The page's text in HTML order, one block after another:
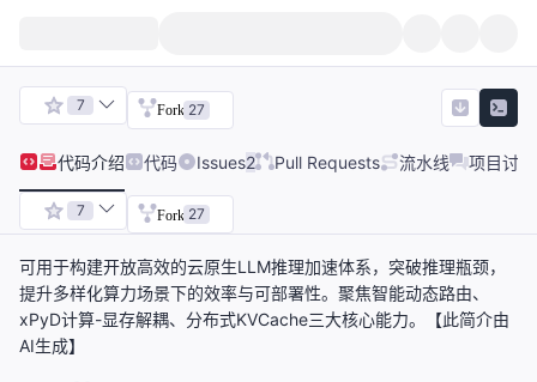
7 Fork 27
代码介绍 代码 Issues2 Pull Requests 流水线 项目讨论
7 Fork 27
可用于构建开放高效的云原生LLM推理加速体系，突破推理瓶颈，
提升多样化算力场景下的效率与可部署性。聚焦智能动态路由、
xPyD计算-显存解耦、分布式KVCache三大核心能力。【此简介由
AI生成】